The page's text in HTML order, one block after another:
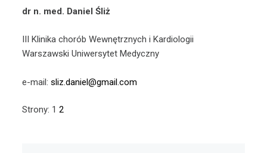
dr n. med. Daniel Śliż
III Klinika chorób Wewnętrznych i Kardiologii
Warszawski Uniwersytet Medyczny
e-mail:sliz.daniel@gmail.com
Strony: 1 2